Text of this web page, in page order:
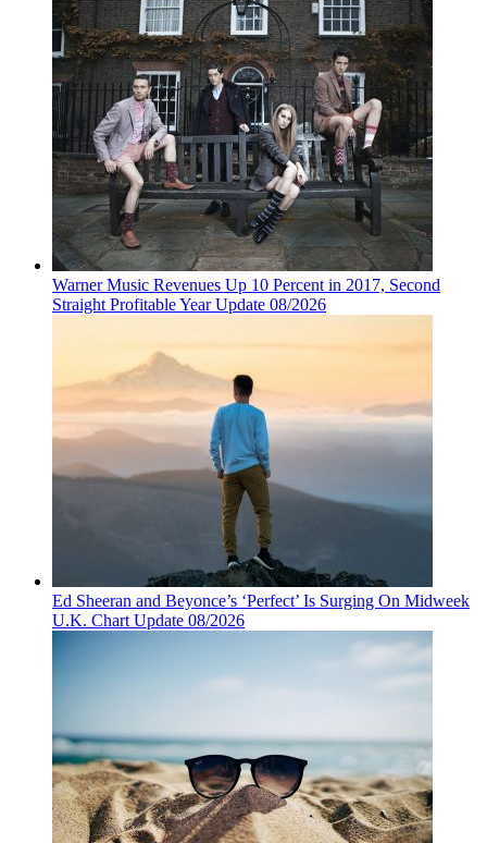
Warner Music Revenues Up 10 Percent in 2017, Second
Straight Profitable Year Update 08/2026
Ed Sheeran and Beyonce’s ‘Perfect’ Is Surging On Midweek
U.K. Chart Update 08/2026